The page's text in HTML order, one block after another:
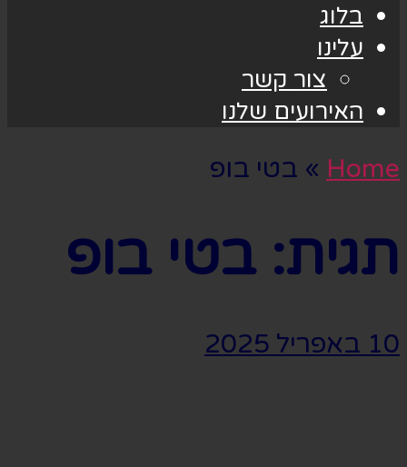
בלוג
עלינו
צור קשר
האירועים שלנו
Home
» בטי בופ
תגית:בטי בופ
10 באפריל 2025